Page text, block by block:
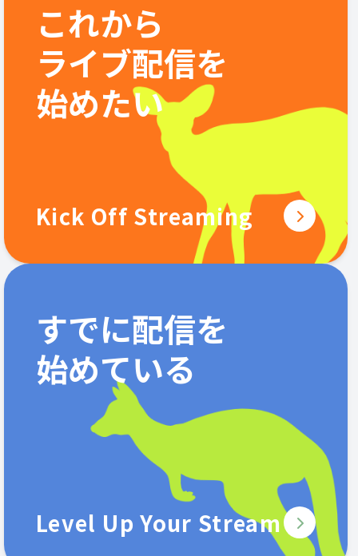
これから
ライブ配信を
始めたい
Kick Off Streaming
すでに配信を
始めている
Level Up Your Stream